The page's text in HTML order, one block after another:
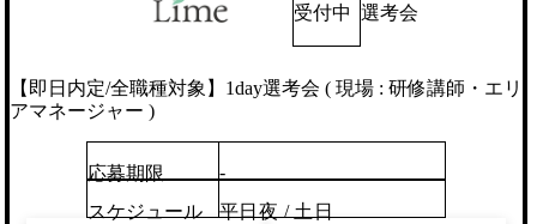
受付中 選考会
【即日内定/全職種対象】1day選考会 ( 現場 : 研修講師・エリ
アマネージャー )
応募期限
-
スケジュール
平日夜 / 土日